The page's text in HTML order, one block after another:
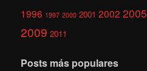
1996 1997 2000 2001 2002 2005
2009 2011
Posts más populares